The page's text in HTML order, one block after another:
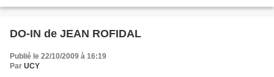
DO-IN de JEAN ROFIDAL
Publié le 22/10/2009 à 16:19
Par UCY